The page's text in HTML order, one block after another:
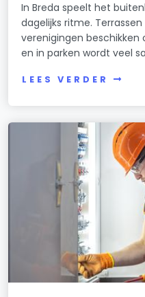
In Breda speelt het
dagelijks ritme.
verenigingen
en in parken wordt veel
LEES VERDER